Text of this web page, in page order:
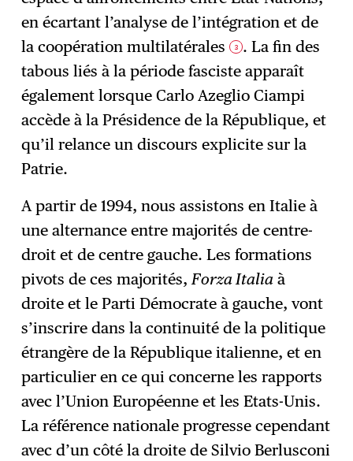
en écartant l’analyse de l’intégration et de
la coopération multilatérales 3 . La fin des
tabous liés à la période fasciste apparaît
également lorsque Carlo Azeglio Ciampi
accède à la Présidence de la République, et
qu’il relance un discours explicite sur la
Patrie.
A partir de 1994, nous assistons en Italie à
une alternance entre majorités de centre-
droit et de centre gauche. Les formations
pivots de ces majorités,Forza Italia à
droite et le Parti Démocrate à gauche, vont
s’inscrire dans la continuité de la politique
étrangère de la République italienne, et en
particulier en ce qui concerne les rapports
avec l’Union Européenne et les Etats-Unis.
La référence nationale progresse cependant
avec d’un côté la droite de Silvio Berlusconi